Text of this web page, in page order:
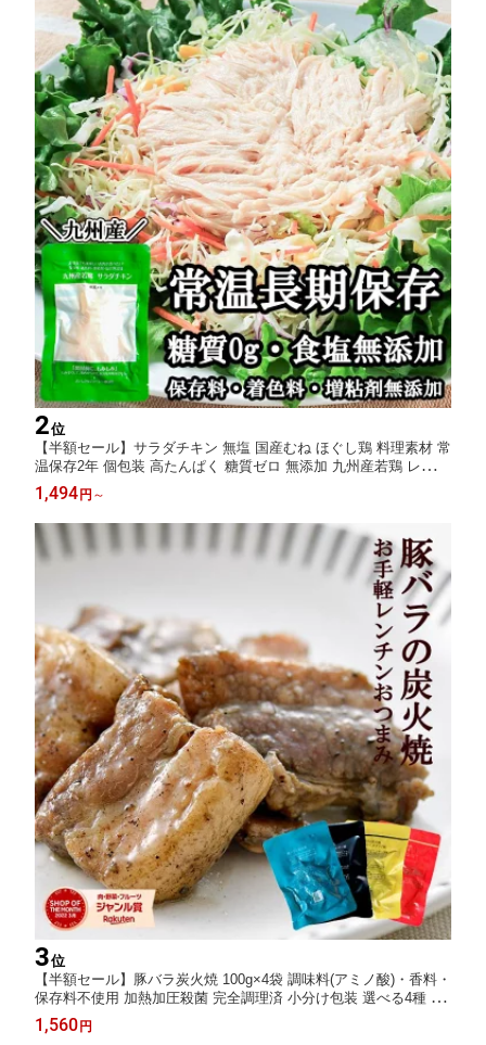
2位
【半額セール】サラダチキン 無塩 国産むね ほぐし鶏 料理素材 常
温保存2年 個包装 高たんぱく 糖質ゼロ 無添加 九州産若鶏 レトル
ト 常備食 お弁当 作り置き 時短おかず サラダ スープ 煮込み 保存
食 備蓄食品 ローリングストック ストック食材 下ごしらえ不要 そ
のまま
1,494 円 ～
3位
【半額セール】豚バラ炭火焼 100g×4袋 調味料(アミノ酸)・香料・
保存料不使用 加熱加圧殺菌 完全調理済 小分け包装 選べる4種 簡
単1分 おかず 晩酌 ローリングストック メール便送料無料 高評価
レビュー500件超大容量ストック
1,560 円